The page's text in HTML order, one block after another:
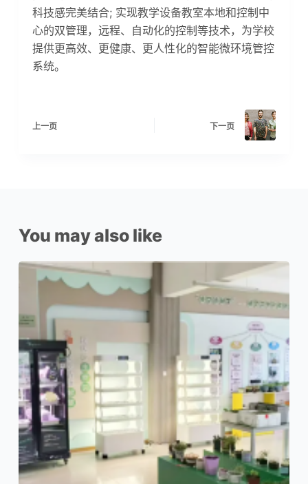
科技感完美结合; 实现教学设备教室本地和控制中
心的双管理，远程、自动化的控制等技术，为学校
提供更高效、更健康、更人性化的智能微环境管控
系统。
上一页 下一页
You may also like